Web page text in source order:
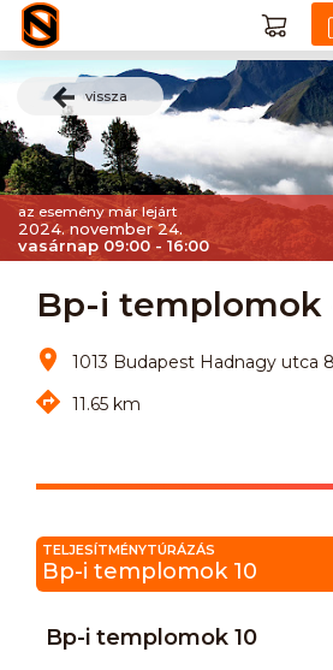
vissza
az esemény már lejárt
2024. november 24.
vasárnap 09:00 - 16:00
Bp-i templomok
1013 Budapest Hadnagy utca
11.65 km
TELJESÍTMÉNYTÚRÁZÁS
Bp-i templomok 10
Bp-i templomok 10